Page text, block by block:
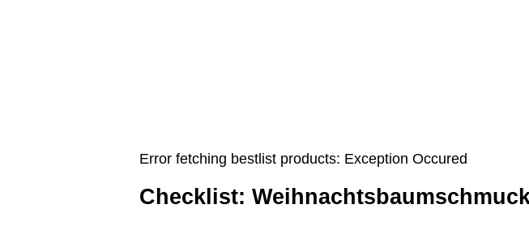
Error fetching bestlist products: Exception Occured
Checklist: